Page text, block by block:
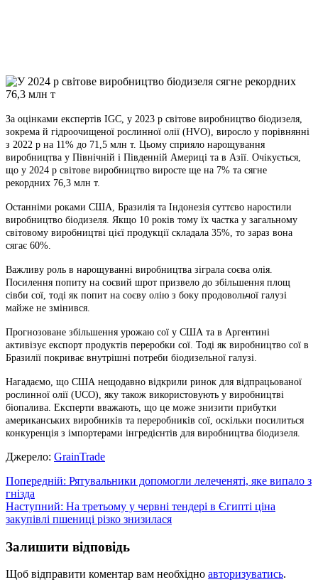
Link
Print
За оцінками експертів IGC, у 2023 р світове виробництво біодизеля,
зокрема й гідроочищеної рослинної олії (HVO), виросло у порівнянні
з 2022 р на 11% до 71,5 млн т. Цьому сприяло нарощування
виробництва у Північній і Південній Америці та в Азії. Очікується,
що у 2024 р світове виробництво виросте ще на 7% та сягне
рекордних 76,3 млн т.
Останніми роками США, Бразилія та Індонезія суттєво наростили
виробництво біодизеля. Якщо 10 років тому їх частка у загальному
світовому виробництві цієї продукції складала 35%, то зараз вона
сягає 60%.
Важливу роль в нарощуванні виробництва зіграла соєва олія.
Посилення попиту на соєвий шрот призвело до збільшення площ
сівби сої, тоді як попит на соєву олію з боку продовольчої галузі
майже не змінився.
Прогнозоване збільшення урожаю сої у США та в Аргентині
активізує експорт продуктів переробки сої. Тоді як виробництво сої в
Бразилії покриває внутрішні потреби біодизельної галузі.
Нагадаємо, що США нещодавно відкрили ринок для відпрацьованої
рослинної олії (UCO), яку також використовують у виробництві
біопалива. Експерти вважають, що це може знизити прибутки
американських виробників та переробників сої, оскільки посилиться
конкуренція з імпортерами інгредієнтів для виробництва біодизеля.
Джерело: GrainTrade
Навігація
записів
Попередній: Рятувальники допомогли лелеченяті, яке випало з
гнізда
Наступний: На третьому у червні тендері в Єгипті ціна
закупівлі пшениці різко знизилася
Залишити відповідь
Щоб відправити коментар вам необхідно авторизуватись.